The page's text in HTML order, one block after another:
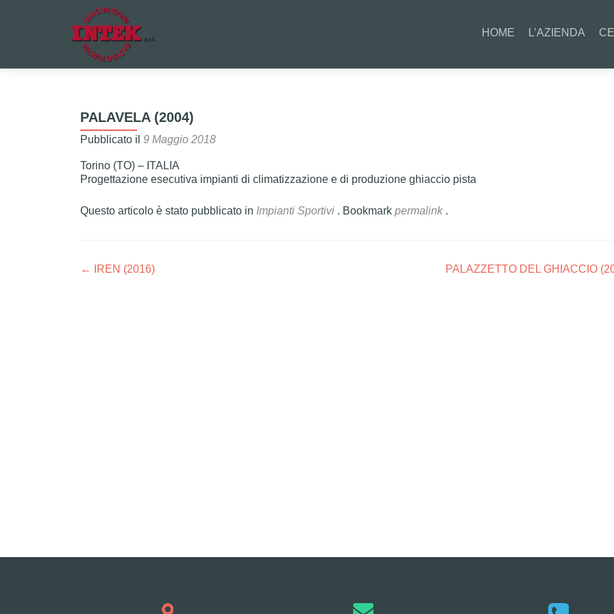
HOME L’AZIENDA
PALAVELA (2004)
Pubblicato il 9 Maggio 2018
Torino (TO) – ITALIA
Progettazione esecutiva impianti di climatizzazione e di produzione ghiaccio pista
Questo articolo è stato pubblicato in Impianti Sportivi . Bookmark permalink .
Navigazione articoli
← IREN (2016) PALAZZETTO DEL GHIACCIO